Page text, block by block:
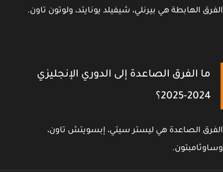
الهابطة هي بيرنلي، شيفيلد يونايتد، ولوتون تاون.
ما الفرق الصاعدة إلى الدوري الإنجليزي
2024-2025؟
الصاعدة هي ليستر سيتي، إبسويتش تاون،